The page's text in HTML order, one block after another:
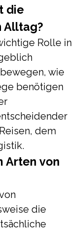
die
Alltag?
Rolle in
wie
benötigen
dem
Arten von
die